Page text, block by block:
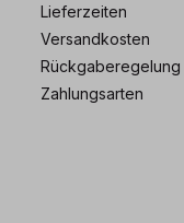
Lieferzeiten
Versandkosten
Rückgaberegelung
Zahlungsarten